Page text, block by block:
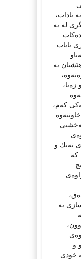
نادات،
لە بە
نایاب
بە
زەنا،
كەم،
تەنك و
كە
بە
و
خودی